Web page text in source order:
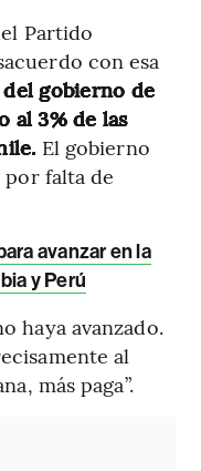
Partido
con esa
gobierno de
al 3% de las
El gobierno
falta de
avanzar en la
y Perú
haya avanzado.
al
más paga”.